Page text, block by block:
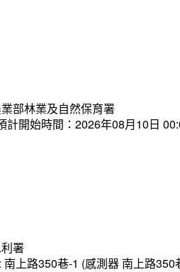
部林業及自然保育署
計開始時間：2026年08月10日
署
南上路350巷-1 (感測器 南上路